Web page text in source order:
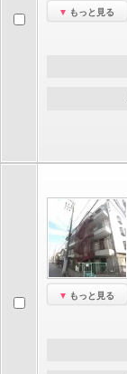
もっと見る
もっと見る